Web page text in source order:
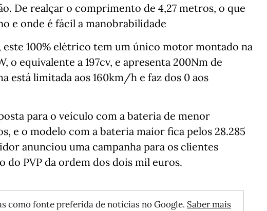
De realçar o comprimento de 4,27 metros, o que
e onde é fácil a manobrabilidade
100% elétrico tem um único motor montado na
o equivalente a 197cv, e apresenta 200Nm de
está limitada aos 160km/h e faz dos 0 aos
para o veículo com a bateria de menor
e o modelo com a bateria maior fica pelos 28.285
anunciou uma campanha para os clientes
do PVP da ordem dos dois mil euros.
como fonte preferida de notícias no Google. Saber mais